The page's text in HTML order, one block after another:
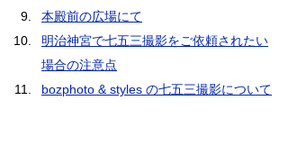
本殿前の広場にて
明治神宮で七五三撮影をご依頼されたい
場合の注意点
bozphoto & styles の七五三撮影について